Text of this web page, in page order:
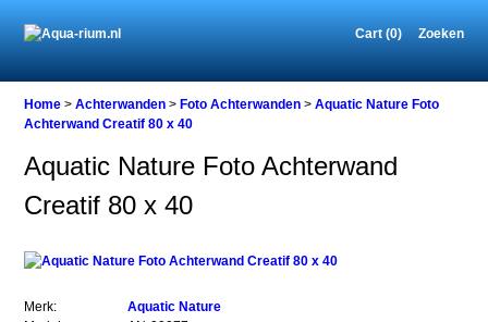
Cart (0) Zoeken
Home
Achterwanden
Foto
Achterwanden
Nature
Creatif
Home >Achterwanden >Foto Achterwanden >Aquatic Nature Foto
Achterwand Creatif 80 x 40
Aquatic Nature Foto Achterwand
Creatif 80 x 40
Merk:
Aquatic Nature